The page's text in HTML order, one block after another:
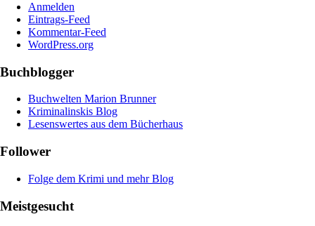
Anmelden
Eintrags-Feed
Kommentar-Feed
WordPress.org
Buchblogger
Buchwelten Marion Brunner
Kriminalinskis Blog
Lesenswertes aus dem Bücherhaus
Follower
Folge dem Krimi und mehr Blog
Meistgesucht